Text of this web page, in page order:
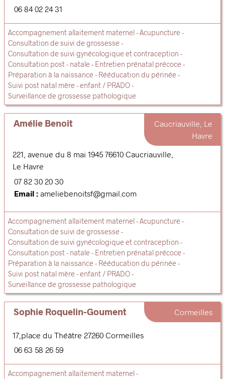
06 84 02 24 31
Accompagnement allaitement maternel Acupuncture
Consultation de suivi de grossesse
Consultation de suivi gynécologique et contraception
Consultation post - natale
Entretien prénatal précoce
Préparation à la naissance
Rééducation du périnée
Suivi post natal mère - enfant / PRADO
Surveillance de grossesse pathologique
Amélie Benoit
Caucriauville, Le
Havre
221, avenue du 8 mai 1945 76610 Caucriauville,
Le Havre
07 82 30 20 30
Email : ameliebenoitsf@gmail.com
Accompagnement allaitement maternel Acupuncture
Consultation de suivi de grossesse
Consultation de suivi gynécologique et contraception
Consultation post - natale
Entretien prénatal précoce
Préparation à la naissance
Rééducation du périnée
Suivi post natal mère - enfant / PRADO
Surveillance de grossesse pathologique
Sophie Roquelin-Goument Cormeilles
17,place du Théâtre 27260 Cormeilles
06 63 58 26 59
Accompagnement allaitement maternel